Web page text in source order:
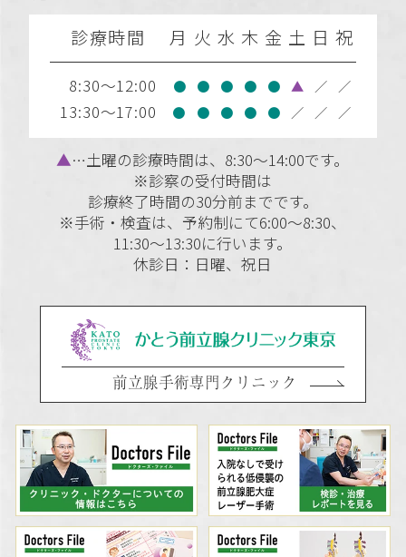
診療時間 月 火 水 木 金 土 日 祝
8:30～12:00 ● ● ● ● ● ▲ ／ ／
13:30～17:00 ● ● ● ● ● ／ ／ ／
▲…土曜の診療時間は、8:30～14:00です。
※診察の受付時間は
診療終了時間の30分前までです。
※手術・検査は、予約制にて6:00～8:30、
11:30～13:30に行います。
休診日：日曜、祝日
前立腺手術専門クリニック